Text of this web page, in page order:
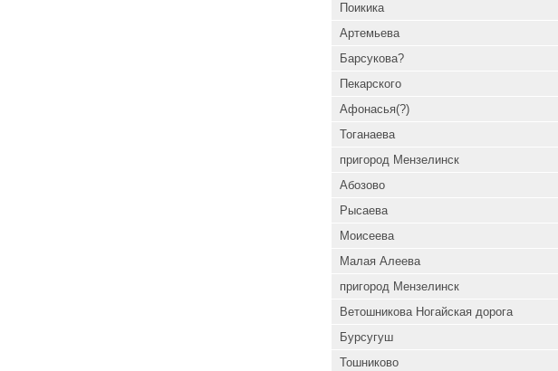
Поикика
Артемьева
Барсукова?
Пекарского
Афонасья(?)
Тоганаева
пригород Мензелинск
Абозово
Рысаева
Моисеева
Малая Алеева
пригород Мензелинск
Ветошникова Ногайская дорога
Бурсугуш
Тошниково